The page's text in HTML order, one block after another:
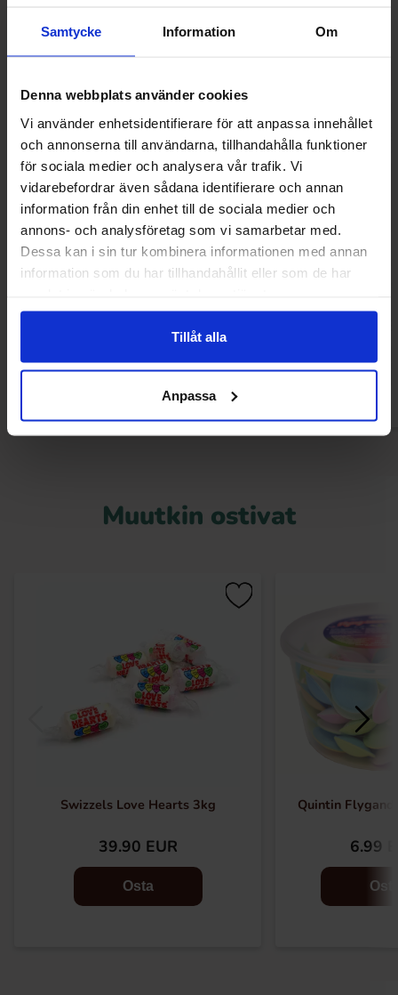
Samtycke Information Om
Denna webbplats använder cookies
Vi använder enhetsidentifierare för att anpassa innehållet
och annonserna till användarna, tillhandahålla funktioner
för sociala medier och analysera vår trafik. Vi
vidarebefordrar även sådana identifierare och annan
information från din enhet till de sociala medier och
annons- och analysföretag som vi samarbetar med.
Dessa kan i sin tur kombinera informationen med annan
information som du har tillhandahållit eller som de har
Tillåt alla
Anpassa
Osta
Muutkin ostivat
Swizzels Love Hearts 3kg
39.90 EUR
Osta
Quintin
6.99